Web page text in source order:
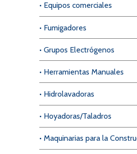
• Equipos comerciales
• Fumigadores
• Grupos Electrógenos
• Herramientas Manuales
• Hidrolavadoras
• Hoyadoras/Taladros
• Maquinarias para la